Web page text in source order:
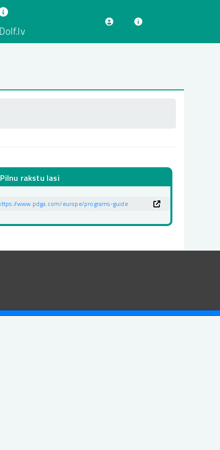
Pilnu rakstu lasi
www.pdga.com/europe/programs-guide